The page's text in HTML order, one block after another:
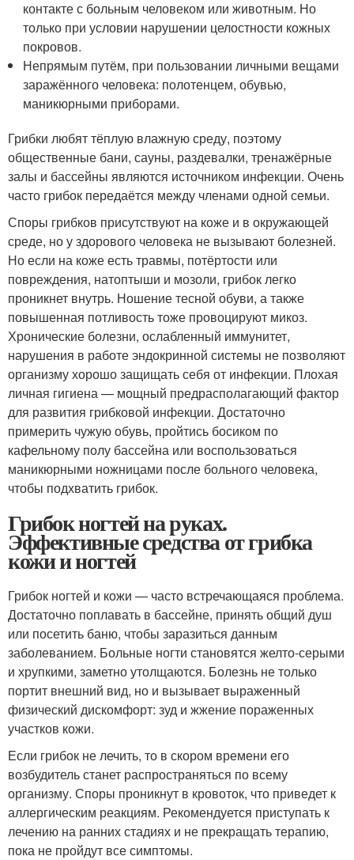
контакте с больным человеком или животным. Но
только при условии нарушении целостности кожных
покровов.
Непрямым путём, при пользовании личными вещами
заражённого человека: полотенцем, обувью,
маникюрными приборами.
Грибки любят тёплую влажную среду, поэтому
общественные бани, сауны, раздевалки, тренажёрные
залы и бассейны являются источником инфекции. Очень
часто грибок передаётся между членами одной семьи.
Споры грибков присутствуют на коже и в окружающей
среде, но у здорового человека не вызывают болезней.
Но если на коже есть травмы, потёртости или
повреждения, натоптыши и мозоли, грибок легко
проникнет внутрь. Ношение тесной обуви, а также
повышенная потливость тоже провоцируют микоз.
Хронические болезни, ослабленный иммунитет,
нарушения в работе эндокринной системы не позволяют
организму хорошо защищать себя от инфекции. Плохая
личная гигиена — мощный предрасполагающий фактор
для развития грибковой инфекции. Достаточно
примерить чужую обувь, пройтись босиком по
кафельному полу бассейна или воспользоваться
маникюрными ножницами после больного человека,
чтобы подхватить грибок.
Грибок ногтей на руках.
Эффективные средства от грибка
кожи и ногтей
Грибок ногтей и кожи — часто встречающаяся проблема.
Достаточно поплавать в бассейне, принять общий душ
или посетить баню, чтобы заразиться данным
заболеванием. Больные ногти становятся желто-серыми
и хрупкими, заметно утолщаются. Болезнь не только
портит внешний вид, но и вызывает выраженный
физический дискомфорт: зуд и жжение пораженных
участков кожи.
Если грибок не лечить, то в скором времени его
возбудитель станет распространяться по всему
организму. Споры проникнут в кровоток, что приведет к
аллергическим реакциям. Рекомендуется приступать к
лечению на ранних стадиях и не прекращать терапию,
пока не пройдут все симптомы.